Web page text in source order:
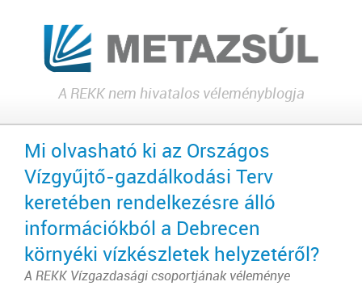
A REKK nem hivatalos véleményblogja
Mi olvasható ki az Országos
Vízgyűjtő-gazdálkodási Terv
keretében rendelkezésre álló
információkból a Debrecen
környéki vízkészletek helyzetéről?
A REKK Vízgazdasági csoportjának véleménye